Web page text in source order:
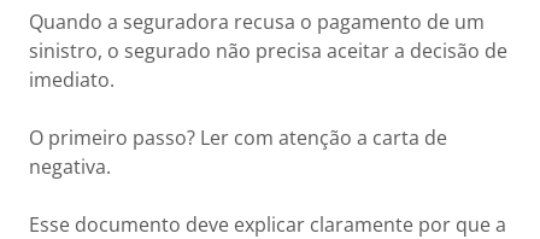
Quando a seguradora recusa o pagamento de um
sinistro, o segurado não precisa aceitar a decisão de
imediato.
O primeiro passo? Ler com atenção a carta de
negativa.
Esse documento deve explicar claramente por que a